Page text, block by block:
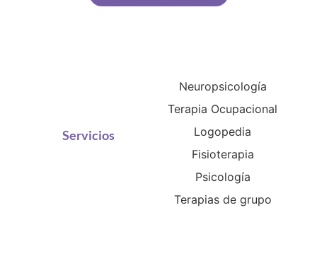
Servicios
Neuropsicología
Terapia Ocupacional
Logopedia
Fisioterapia
Psicología
Terapias de grupo